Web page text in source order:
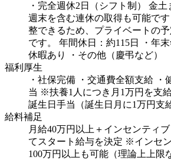
・完全週休2日（シフト制）
金土
週末を含む連休の取得も可能で
整できるため、プライベートの
です。
年間休日：約115日 ・年
休暇あり
・その他（慶弔など）
福利厚生
・社保完備
・交通費全額⽀給 ・
当 ※扶養1⼈につき月1万円を⽀
誕⽣⽇⼿当（誕⽣⽇月に1万円⽀
給料補足
月給40万円以上＋インセンティブ
てスタート給与を決定 ※インセ
100万円以上も可能（理論上上限